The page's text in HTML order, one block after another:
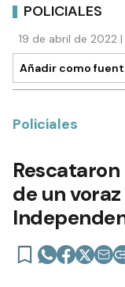
POLICIALES
19 de abril de 2022
Añadir como
Policiales
de un